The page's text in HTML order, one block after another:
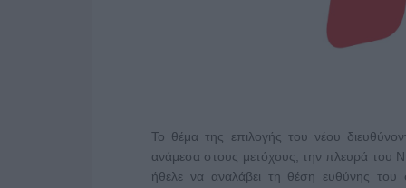
Το θέμα της επιλογής του νέου
ανάμεσα στους μετόχους, την πλευρά του
ήθελε να αναλάβει τη θέση ευθύνης